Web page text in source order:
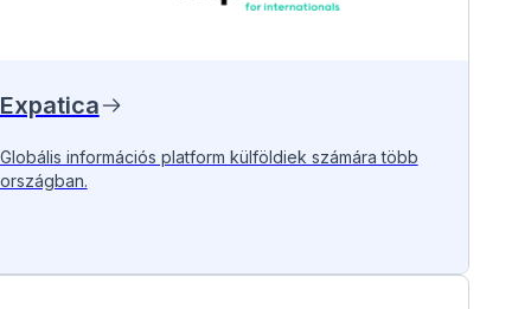
Expatica
Globális információs platform külföldiek számára több
országban.